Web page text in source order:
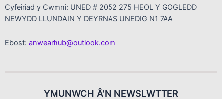
Cyfeiriad y Cwmni: UNED # 2052 275 HEOL Y GOGLEDD
NEWYDD LLUNDAIN Y DEYRNAS UNEDIG N1 7AA
Ebost: anwearhub@outlook.com
YMUNWCH Â'N NEWSLWTTER